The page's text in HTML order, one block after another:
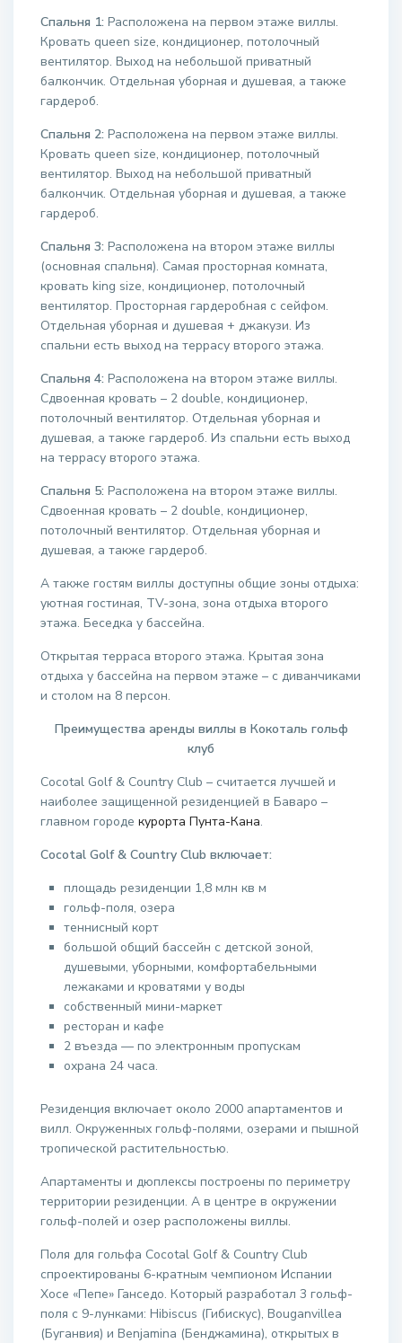
Спальня 1: Расположена на первом этаже виллы.
Кровать queen size, кондиционер, потолочный
вентилятор. Выход на небольшой приватный
балкончик. Отдельная уборная и душевая, а также
гардероб.
Спальня 2: Расположена на первом этаже виллы.
Кровать queen size, кондиционер, потолочный
вентилятор. Выход на небольшой приватный
балкончик. Отдельная уборная и душевая, а также
гардероб.
Спальня 3: Расположена на втором этаже виллы
(основная спальня). Самая просторная комната,
кровать king size, кондиционер, потолочный
вентилятор. Просторная гардеробная с сейфом.
Отдельная уборная и душевая + джакузи. Из
спальни есть выход на террасу второго этажа.
Спальня 4: Расположена на втором этаже виллы.
Сдвоенная кровать – 2 double, кондиционер,
потолочный вентилятор. Отдельная уборная и
душевая, а также гардероб. Из спальни есть выход
на террасу второго этажа.
Спальня 5: Расположена на втором этаже виллы.
Сдвоенная кровать – 2 double, кондиционер,
потолочный вентилятор. Отдельная уборная и
душевая, а также гардероб.
А также гостям виллы доступны общие зоны отдыха:
уютная гостиная, TV-зона, зона отдыха второго
этажа. Беседка у бассейна.
Открытая терраса второго этажа. Крытая зона
отдыха у бассейна на первом этаже – с диванчиками
и столом на 8 персон.
Преимущества аренды виллы в Кокоталь гольф
клуб
Cocotal Golf & Country Club – считается лучшей и
наиболее защищенной резиденцией в Баваро –
главном городе курорта Пунта-Кана.
Cocotal Golf & Country Club включает:
площадь резиденции 1,8 млн кв м
гольф-поля, озера
теннисный корт
большой общий бассейн с детской зоной,
душевыми, уборными, комфортабельными
лежаками и кроватями у воды
собственный мини-маркет
ресторан и кафе
2 въезда — по электронным пропускам
охрана 24 часа.
Резиденция включает около 2000 апартаментов и
вилл. Окруженных гольф-полями, озерами и пышной
тропической растительностью.
Апартаменты и дюплексы построены по периметру
территории резиденции. А в центре в окружении
гольф-полей и озер расположены виллы.
Поля для гольфа Cocotal Golf & Country Club
спроектированы 6-кратным чемпионом Испании
Хосе «Пепе» Ганседо. Который разработал 3 гольф-
поля с 9-лунками: Hibiscus (Гибискус), Bouganvillea
(Буганвия) и Benjamina (Бенджамина), открытых в